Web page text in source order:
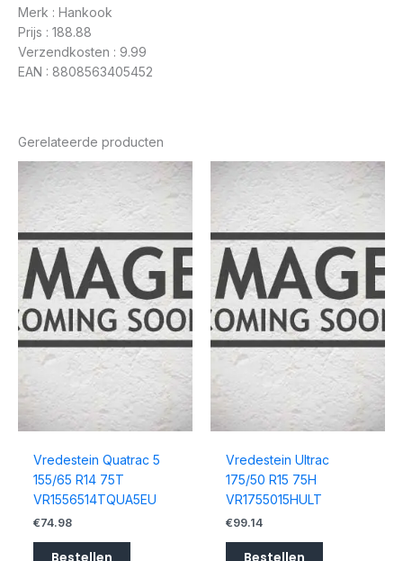
Merk : Hankook
Prijs : 188.88
Verzendkosten : 9.99
EAN : 8808563405452
Gerelateerde producten
Vredestein Quatrac 5
155/65 R14 75T
VR1556514TQUA5EU
€74.98
Vredestein Ultrac
175/50 R15 75H
VR1755015HULT
€99.14